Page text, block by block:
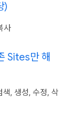
)
사
Sites만 해
, 생성, 수정, 삭